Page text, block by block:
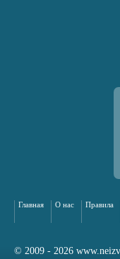
Главная О нас Правила
© 2009 - 2026
сайта